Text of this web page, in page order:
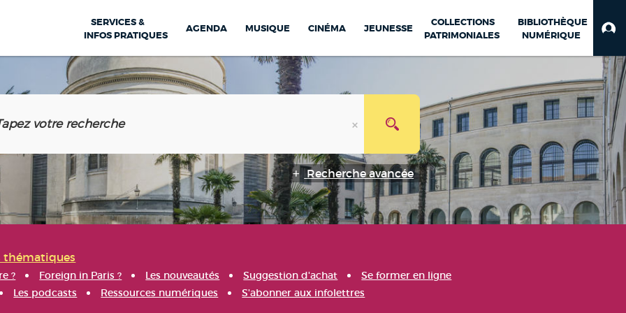
SERVICES &
INFOS PRATIQUES
AGENDA MUSIQUE CINÉMA JEUNESSE
COLLECTIONS
PATRIMONIALES
BIBLIOTHÈQUE
NUMÉRIQUE
Recherche avancée
thématiques
? Foreign in Paris ? Les nouveautés Suggestion d'achat
Se former en ligne
Les podcasts Ressources numériques S'abonner aux infolettres